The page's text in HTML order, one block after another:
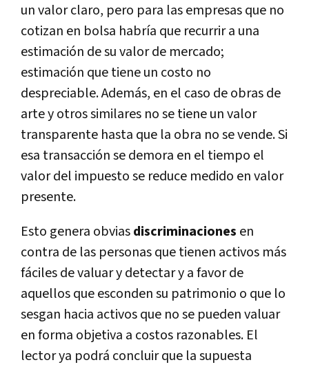
un valor claro, pero para las empresas que no
cotizan en bolsa habría que recurrir a una
estimación de su valor de mercado;
estimación que tiene un costo no
despreciable. Además, en el caso de obras de
arte y otros similares no se tiene un valor
transparente hasta que la obra no se vende. Si
esa transacción se demora en el tiempo el
valor del impuesto se reduce medido en valor
presente.
Esto genera obviasdiscriminaciones en
contra de las personas que tienen activos más
fáciles de valuar y detectar y a favor de
aquellos que esconden su patrimonio o que lo
sesgan hacia activos que no se pueden valuar
en forma objetiva a costos razonables. El
lector ya podrá concluir que la supuesta